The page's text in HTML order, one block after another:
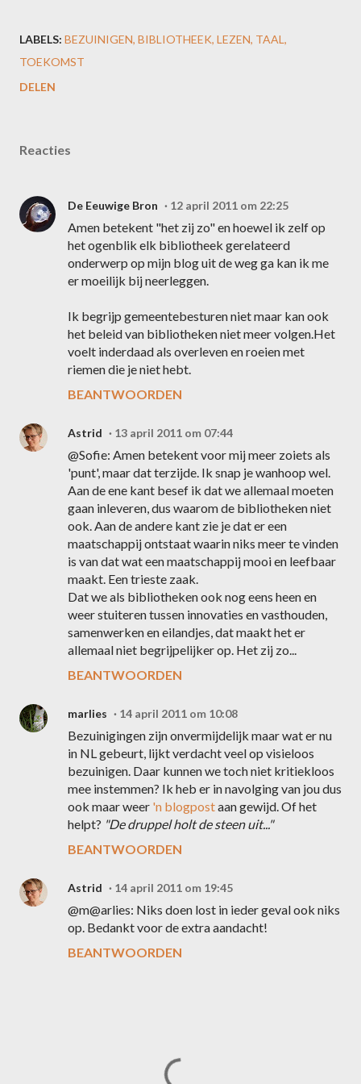
LABELS: BEZUINIGEN BIBLIOTHEEK LEZEN TAAL
TOEKOMST
DELEN
Reacties
De Eeuwige Bron 12 april 2011 om 22:25
Amen betekent "het zij zo" en hoewel ik zelf op
het ogenblik elk bibliotheek gerelateerd
onderwerp op mijn blog uit de weg ga kan ik me
er moeilijk bij neerleggen.
Ik begrijp gemeentebesturen niet maar kan ook
het beleid van bibliotheken niet meer volgen.Het
voelt inderdaad als overleven en roeien met
riemen die je niet hebt.
BEANTWOORDEN
Astrid 13 april 2011 om 07:44
@Sofie: Amen betekent voor mij meer zoiets als
'punt', maar dat terzijde. Ik snap je wanhoop wel.
Aan de ene kant besef ik dat we allemaal moeten
gaan inleveren, dus waarom de bibliotheken niet
ook. Aan de andere kant zie je dat er een
maatschappij ontstaat waarin niks meer te vinden
is van dat wat een maatschappij mooi en leefbaar
maakt. Een trieste zaak.
Dat we als bibliotheken ook nog eens heen en
weer stuiteren tussen innovaties en vasthouden,
samenwerken en eilandjes, dat maakt het er
allemaal niet begrijpelijker op. Het zij zo...
BEANTWOORDEN
marlies 14 april 2011 om 10:08
Bezuinigingen zijn onvermijdelijk maar wat er nu
in NL gebeurt, lijkt verdacht veel op visieloos
bezuinigen. Daar kunnen we toch niet kritiekloos
mee instemmen? Ik heb er in navolging van jou dus
ook maar weer 'n blogpostaan gewijd. Of het
helpt? "De druppel holt de steen uit..."
BEANTWOORDEN
Astrid 14 april 2011 om 19:45
@m@arlies: Niks doen lost in ieder geval ook niks
op. Bedankt voor de extra aandacht!
BEANTWOORDEN